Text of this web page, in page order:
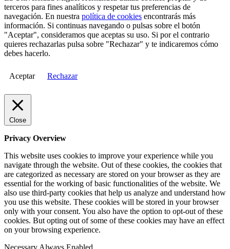
terceros para fines analíticos y respetar tus preferencias de
navegación. En nuestra política de cookies encontrarás más
información. Si continuas navegando o pulsas sobre el botón
"Aceptar", consideramos que aceptas su uso. Si por el contrario
quieres rechazarlas pulsa sobre "Rechazar" y te indicaremos cómo
debes hacerlo.
Aceptar Rechazar
Close
Privacy Overview
This website uses cookies to improve your experience while you
navigate through the website. Out of these cookies, the cookies that
are categorized as necessary are stored on your browser as they are
essential for the working of basic functionalities of the website. We
also use third-party cookies that help us analyze and understand how
you use this website. These cookies will be stored in your browser
only with your consent. You also have the option to opt-out of these
cookies. But opting out of some of these cookies may have an effect
on your browsing experience.